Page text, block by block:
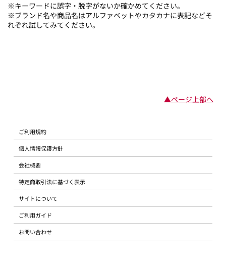
※キーワードに誤字・脱字がないか確かめてください。
※ブランド名や商品名はアルファベットやカタカナに表記などそ
れぞれ試してみてください。
▲ページ上部へ
ご利用規約
個人情報保護方針
会社概要
特定商取引法に基づく表示
サイトについて
ご利用ガイド
お問い合わせ